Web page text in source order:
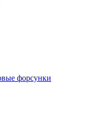
форсунки